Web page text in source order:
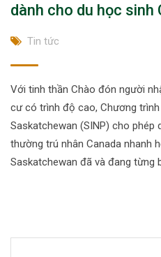
dành cho du học sinh
Tin tức
Với tinh thần Chào đón người
cư có trình độ cao, Chương
Saskatchewan (SINP) cho
thường trú nhân Canada nhanh
Saskatchewan đã và đang từng